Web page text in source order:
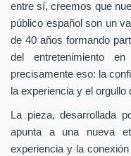
entre sí, creemos que
público español son un
de 40 años formando
del entretenimiento
precisamente eso: la
la experiencia y el
La pieza, desarrollada
apunta a una nueva
experiencia y la